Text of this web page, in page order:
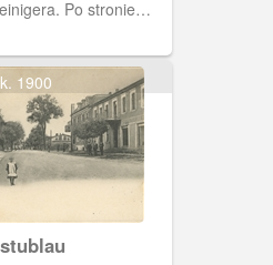
Po stronie
Do 1945 roku była to
1900